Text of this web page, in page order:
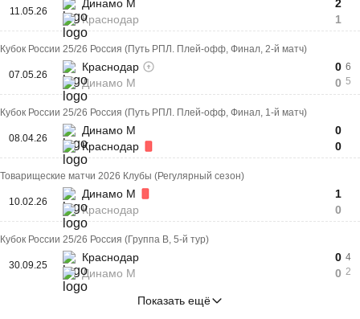
11.05.26
Динамо М
Краснодар
2
1
Кубок России 25/26 Россия (Путь РПЛ. Плей-офф, Финал, 2-й матч)
07.05.26
Краснодар
Динамо М
0
0
6
5
Кубок России 25/26 Россия (Путь РПЛ. Плей-офф, Финал, 1-й матч)
08.04.26
Динамо М
Краснодар
0
0
Товарищеские матчи 2026 Клубы (Регулярный сезон)
10.02.26
Динамо М
Краснодар
1
0
Кубок России 25/26 Россия (Группа B, 5-й тур)
30.09.25
Краснодар
Динамо М
0
0
4
2
Показать ещё